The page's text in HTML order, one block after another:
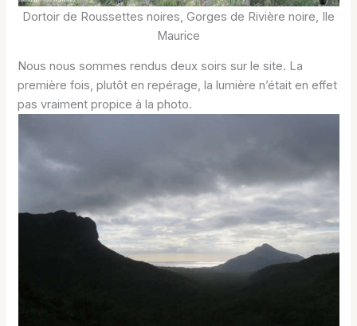
Dortoir de Roussettes noires, Gorges de Rivière noire, Ile
Maurice
Nous nous sommes rendus deux soirs sur le site. La
première fois, plutôt en repérage, la lumière n’était en effet
pas vraiment propice à la photo.